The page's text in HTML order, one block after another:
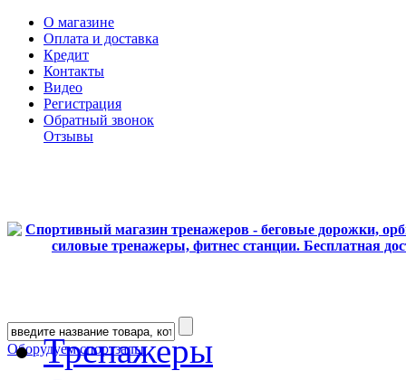
О магазине
Оплата и доставка
Кредит
Контакты
Видео
Регистрация
Обратный звонок
Отзывы
Оборудуем спортзалы
Тренажеры